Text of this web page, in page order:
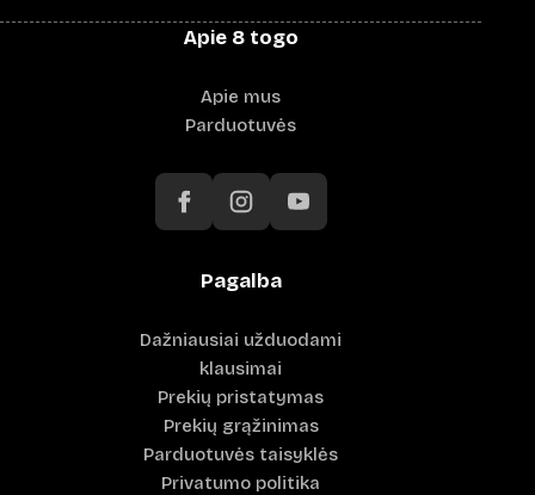
Apie 8 togo
Apie mus
Parduotuvės
Pagalba
Dažniausiai užduodami
klausimai
Prekių pristatymas
Prekių grąžinimas
Parduotuvės taisyklės
Privatumo politika